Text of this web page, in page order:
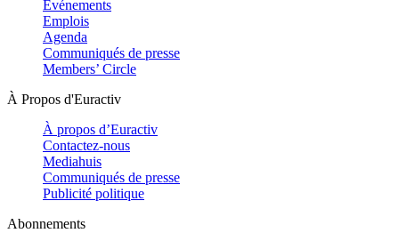
Evénements
Emplois
Agenda
Communiqués de presse
Members’ Circle
À Propos d'Euractiv
À propos d’Euractiv
Contactez-nous
Mediahuis
Communiqués de presse
Publicité politique
Abonnements